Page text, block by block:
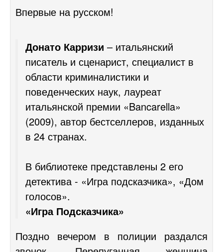
Впервые на русском!
Донато Карризи – итальянский
писатель и сценарист, специалист в
области криминалистики и
поведенческих наук, лауреат
итальянской премии «Bancarella»
(2009), автор бестселлеров, изданных
в 24 странах.
В библиотеке представлены 2 его
детектива - «Игра подсказчика», «Дом
голосов».
«Игра Подсказчика»
Поздно вечером в полиции раздался